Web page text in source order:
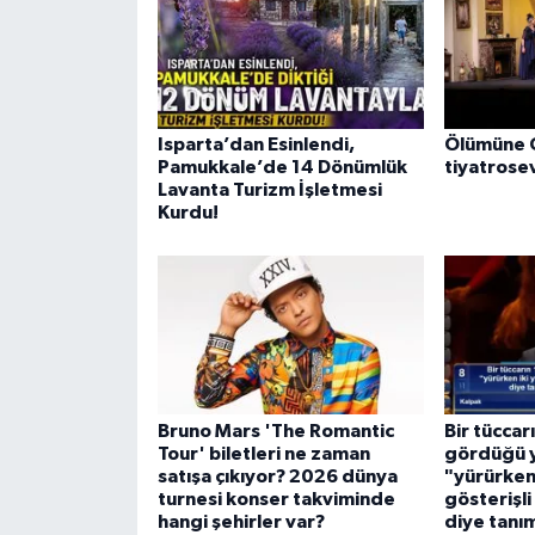
Isparta’dan Esinlendi,
Pamukkale’de 14 Dönümlük
Lavanta Turizm İşletmesi
Kurdu!
Ölümüne
Bruno Mars 'The Romantic
Tour' biletleri ne zaman
satışa çıkıyor? 2026 dünya
turnesi konser takviminde
hangi şehirler var?
Bir
gördüğü
"yürürken
gösterişli
diye